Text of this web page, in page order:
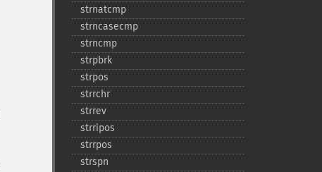
strnatcmp
strncasecmp
strncmp
strpbrk
strpos
strrchr
strrev
strripos
strrpos
strspn